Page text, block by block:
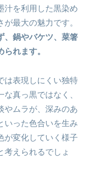
汁を利用した黒染め
最大の魅力です。
、鍋やバケツ、菜箸
れます。
は表現しにくい独特
真っ黒ではなく、
やムラが、深みのあ
いった色合いを生み
が変化していく様子
考えられるでしょ